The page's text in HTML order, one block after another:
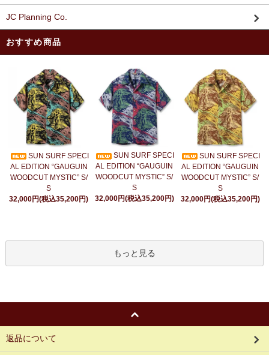
JC Planning Co.
おすすめ商品
SUN SURF SPECI
AL EDITION “GAUGUIN
WOODCUT MYSTIC” S/
S
32,000円(税込35,200円)
SUN SURF SPECI
AL EDITION “GAUGUIN
WOODCUT MYSTIC” S/
S
32,000円(税込35,200円)
SUN SURF SPECI
AL EDITION “GAUGUIN
WOODCUT MYSTIC” S/
S
32,000円(税込35,200円)
もっと見る
返品について